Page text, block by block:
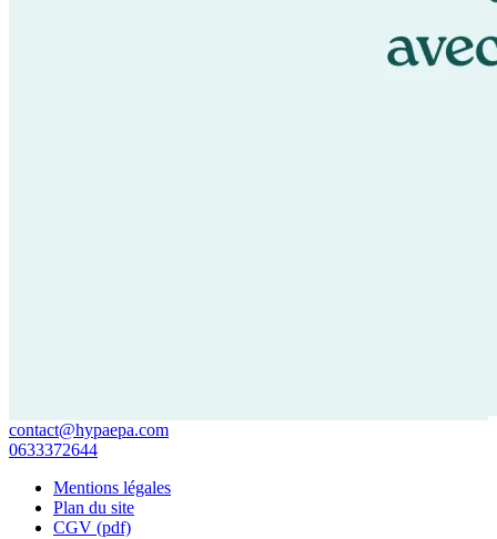
contact@hypaepa.com
0633372644
Mentions légales
Plan du site
CGV (pdf)